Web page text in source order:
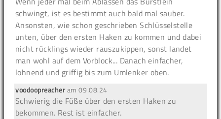
schwingt, ist es bestimmt auch bald mal sauber.
Ansonsten, wie schon geschrieben Schlüsselstelle
unten, über den ersten Haken zu kommen und dabei
nicht rücklings wieder rauszukippen, sonst landet
man wohl auf dem Vorblock... Danach einfacher,
lohnend und griffig bis zum Umlenker oben.
voodoopreacheram09.08.24
Schwierig die Füße über den ersten Haken zu
bekommen. Rest ist einfacher.